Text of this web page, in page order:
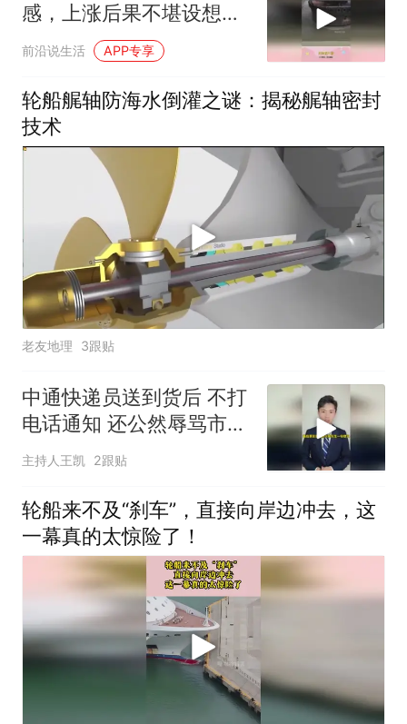
感，上涨后果不堪设想，
大船经过时无不紧张
前沿说生活 APP专享
轮船艉轴防海水倒灌之谜：揭秘艉轴密封
技术
老友地理 3跟贴
中通快递员送到货后 不打
电话通知 还公然辱骂市民
“傻×”
主持人王凯 2跟贴
轮船来不及“刹车”，直接向岸边冲去，这
一幕真的太惊险了！